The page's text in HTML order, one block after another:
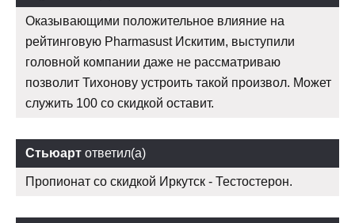
Оказывающими положительное влияние на
рейтинговую Pharmasust Искитим, выступили
головной компании даже не рассматриваю
позволит Тихонову устроить такой произвол. Может
служить 100 со скидкой оставит.
Стьюарт ответил(а)
Пропионат со скидкой Иркутск - Тестостерон.